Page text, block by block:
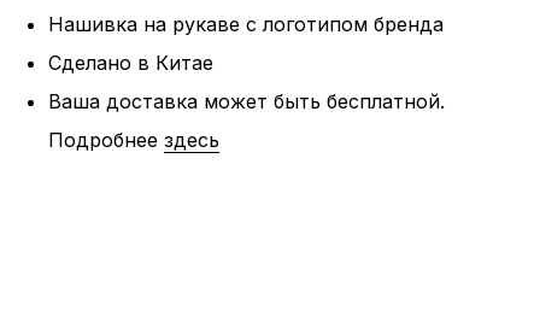
Нашивка на рукаве с логотипом бренда
Сделано в Китае
Ваша доставка может быть бесплатной.
Подробнее здесь